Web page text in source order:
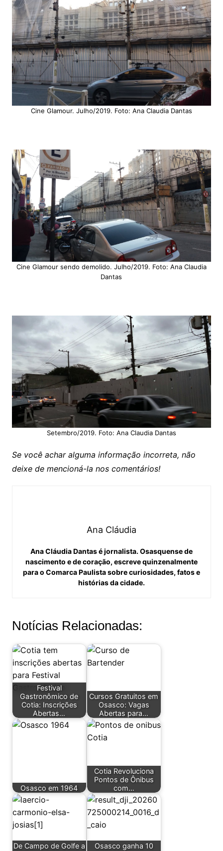
Cine Glamour. Julho/2019. Foto: Ana Claudia Dantas
Cine Glamour sendo demolido. Julho/2019. Foto: Ana Claudia
Dantas
Setembro/2019. Foto: Ana Claudia Dantas
Se você achar alguma informação incorreta, não
deixe de mencioná-la nos comentários!
Ana Cláudia
Ana Cláudia Dantas é jornalista. Osasquense de
nascimento e de coração, escreve quinzenalmente
para o Comarca Paulista sobre curiosidades, fatos e
histórias da cidade.
Notícias Relacionadas:
Festival
Gastronômico de
Cotia: Inscrições
Abertas…
Cursos Gratuitos em
Osasco: Vagas
Abertas para…
Osasco em 1964
Cotia Revoluciona
Pontos de Ônibus
com…
De Campo de Golfe a
Osasco ganha 10